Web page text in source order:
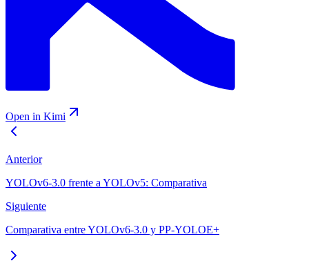
Open in Kimi
Anterior
YOLOv6-3.0 frente a YOLOv5: Comparativa
Siguiente
Comparativa entre YOLOv6-3.0 y PP-YOLOE+